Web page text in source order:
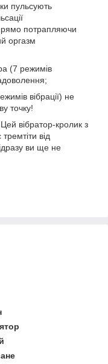
пульсують
потрапляючи
оргазм
(7 режимів
вібрації) не
точку!
вібратор-кролик з
від
ви ще не